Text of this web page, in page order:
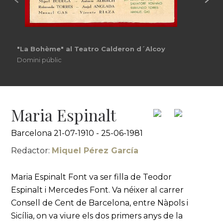
"La traviata" a Saragossa
Domini públic
Maria Espinalt
Barcelona 21-07-1910 - 25-06-1981
Redactor: Miquel Pérez García
Maria Espinalt Font va ser filla de Teodor
Espinalt i Mercedes Font. Va néixer al carrer
Consell de Cent de Barcelona, entre Nàpols i
Sicília, on va viure els dos primers anys de la